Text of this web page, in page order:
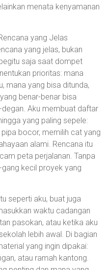
menata kenyamanan
yang Jelas
yang jelas, bukan
saja saat dompet
prioritas: mana
mana yang bisa ditunda,
benar-benar bisa
Aku membuat daftar
yang paling sepele:
bocor, memilih cat yang
alami. Rencana itu
peta perjalanan. Tanpa
kecil proyek yang
seperti aku, buat juga
waktu cadangan
pasokan, atau ketika aku
lebih awal. Di bagian
yang ingin dipakai:
atau ramah kantong.